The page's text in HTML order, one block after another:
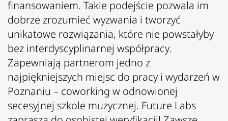
finansowaniem. Takie podejście pozwala im
dobrze zrozumieć wyzwania i tworzyć
unikatowe rozwiązania, które nie powstałyby
bez interdyscyplinarnej współpracy.
Zapewniają partnerom jedno z
najpiękniejszych miejsc do pracy i wydarzeń w
Poznaniu – coworking w odnowionej
secesyjnej szkole muzycznej. Future Labs